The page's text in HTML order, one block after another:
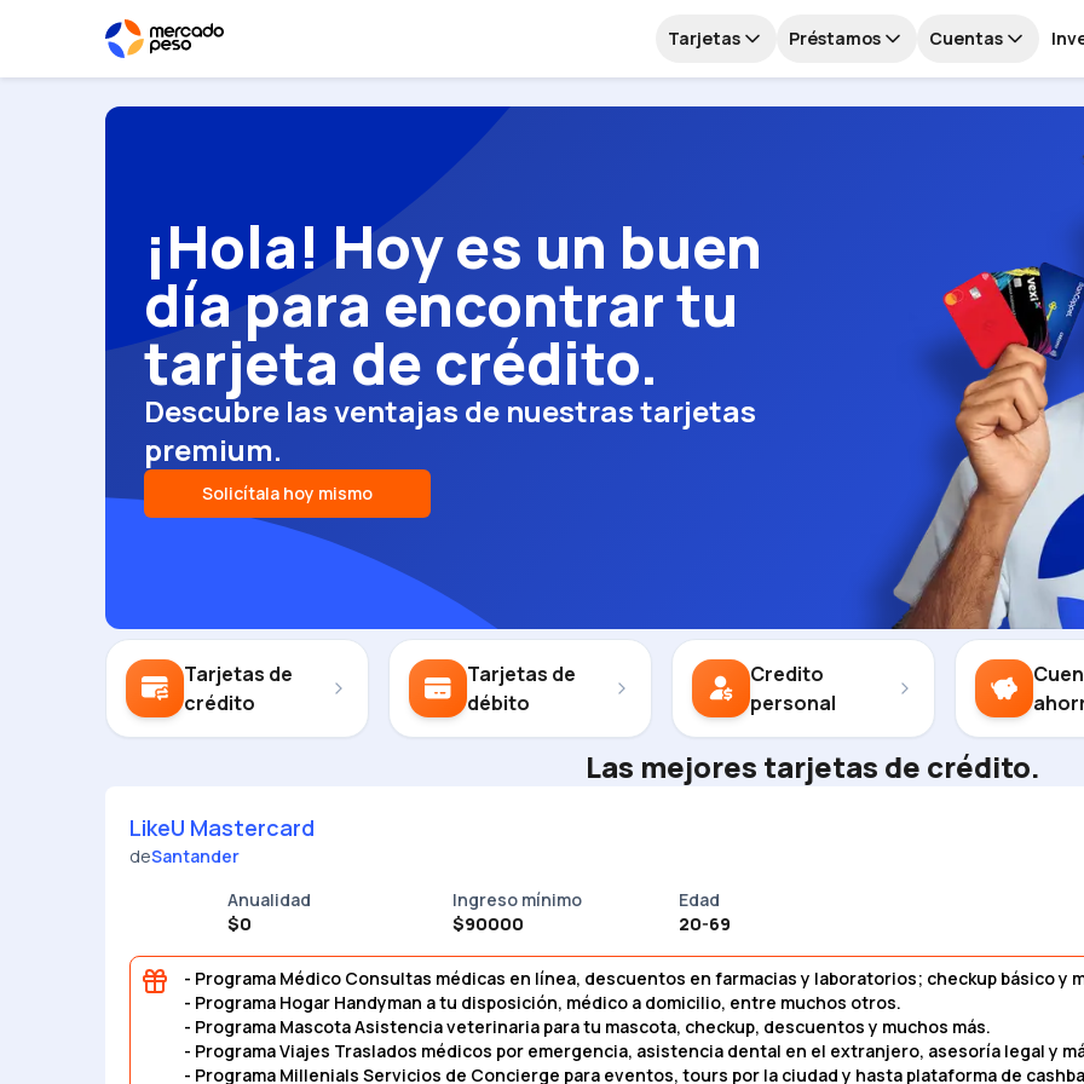
Tarjetas Préstamos Cuentas
¡Hola! Hoy es un buen
día para encontrar tu
tarjeta de crédito.
Descubre las ventajas de nuestras tarjetas
premium.
Solicítala hoy mismo
Tarjetas de
crédito
Tarjetas de
débito
Credito
personal
Las mejores tarjetas de crédito.
LikeU Mastercard
deSantander
Anualidad
$0
Ingreso mínimo
$90000
Edad
20-69
- Programa Médico Consultas médicas en línea, descuentos en farmacias y laboratorios; checkup básico y
- Programa Hogar Handyman a tu disposición, médico a domicilio, entre muchos otros.
- Programa Mascota Asistencia veterinaria para tu mascota, checkup, descuentos y muchos más.
- Programa Viajes Traslados médicos por emergencia, asistencia dental en el extranjero, asesoría legal y
- Programa Millenials Servicios de Concierge para eventos, tours por la ciudad y hasta plataforma de